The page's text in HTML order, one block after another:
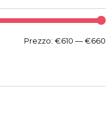
Prezzo: €610 —€660